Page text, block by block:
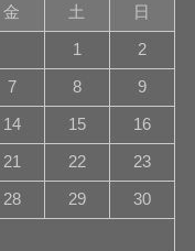
金 土 日
1 2
7 8 9
14 15 16
21 22 23
28 29 30